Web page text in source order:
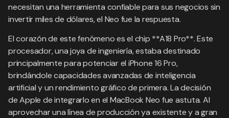
necesitan una herramienta confiable para sus negocios sin
invertir miles de dólares, el Neo fue la respuesta.
El corazón de este fenómeno es el chip **A18 Pro**. Este
procesador, una joya de ingeniería, estaba destinado
principalmente para potenciar el iPhone 16 Pro,
brindándole capacidades avanzadas de inteligencia
artificial y un rendimiento gráfico de primera. La decisión
de Apple de integrarlo en el MacBook Neo fue astuta. Al
aprovechar una línea de producción ya existente y a gran